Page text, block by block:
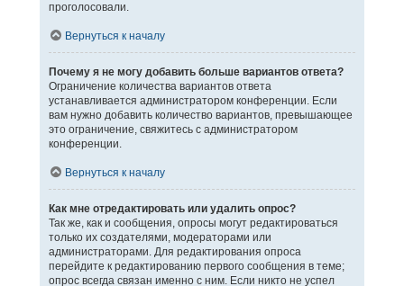
проголосовали.
Вернуться к началу
Почему я не могу добавить больше вариантов ответа?
Ограничение количества вариантов ответа
устанавливается администратором конференции. Если
вам нужно добавить количество вариантов, превышающее
это ограничение, свяжитесь с администратором
конференции.
Вернуться к началу
Как мне отредактировать или удалить опрос?
Так же, как и сообщения, опросы могут редактироваться
только их создателями, модераторами или
администраторами. Для редактирования опроса
перейдите к редактированию первого сообщения в теме;
опрос всегда связан именно с ним. Если никто не успел